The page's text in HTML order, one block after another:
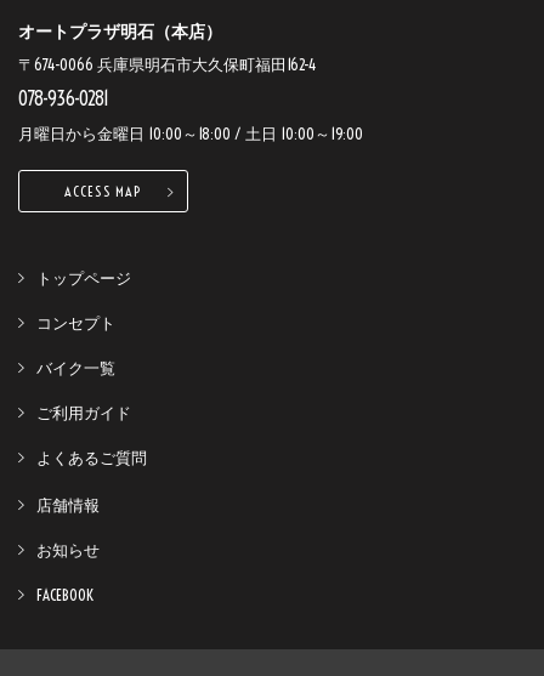
オートプラザ明石（本店）
〒674-0066 兵庫県明石市大久保町福田162-4
078-936-0281
月曜日から金曜日 10:00～18:00 / 土日 10:00～19:00
ACCESS MAP
トップページ
コンセプト
バイク一覧
ご利用ガイド
よくあるご質問
店舗情報
お知らせ
FACEBOOK